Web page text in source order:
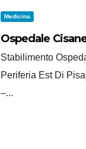
Medicina
Ospedale
Stabilimento
Periferia Est Di
–...